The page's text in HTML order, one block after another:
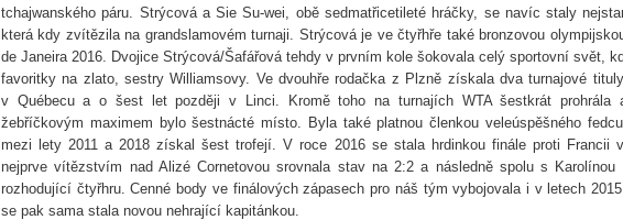
tchajwanského páru. Strýcová a Sie Su-wei, obě sedmatřicetileté hráčky, se navíc staly
která kdy zvítězila na grandslamovém turnaji. Strýcová je ve čtyřhře také bronzovou
de Janeira 2016. Dvojice Strýcová/Šafářová tehdy v prvním kole šokovala celý sportovní svět,
favoritky na zlato, sestry Williamsovy. Ve dvouhře rodačka z Plzně získala dva turnajové
v Québecu a o šest let později v Linci. Kromě toho na turnajích WTA šestkrát prohrála
žebříčkovým maximem bylo šestnácté místo. Byla také platnou členkou veleúspěšného
mezi lety 2011 a 2018 získal šest trofejí. V roce 2016 se stala hrdinkou finále proti Francii
nejprve vítězstvím nad Alizé Cornetovou srovnala stav na 2:2 a následně spolu s Karolínou
rozhodující čtyřhru. Cenné body ve finálových zápasech pro náš tým vybojovala i v letech
se pak sama stala novou nehrající kapitánkou.